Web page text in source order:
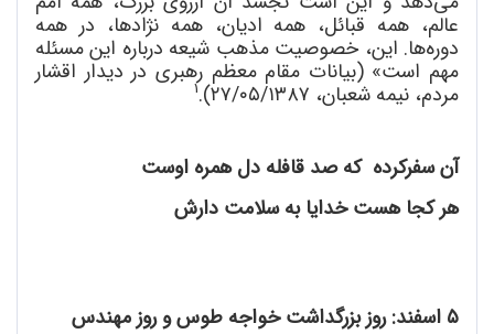
عالم، همه قبائل، همه ادیان، همه نژادها، در همه
دورهها. این، خصوصیت مذهب شیعه درباره این مسئله
مهم است» (بیانات مقام معظم رهبری در دیدار اقشار
مردم، نیمه شعبان، ۲۷/٠٥/۱۳۸۷). 1
آن سفرکرده که صد قافله دل همره اوست
هر کجا هست خدایا به سلامت دارش
۵ اسفند: روز بزرگداشت خواجه طوس و روز مهندس